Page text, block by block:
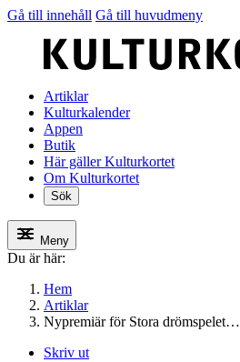
Gå till innehåll Gå till huvudmeny
Artiklar
Kulturkalender
Appen
Butik
Här gäller Kulturkortet
Om Kulturkortet
Sök
Meny
Du är här:
Hem
Artiklar
Nypremiär för Stora drömspelet…
Skriv ut